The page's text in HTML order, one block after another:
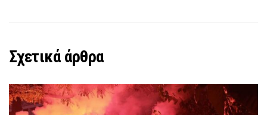
Σχετικά άρθρα